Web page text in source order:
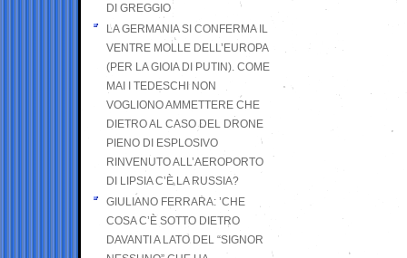
DI GREGGIO
LA GERMANIA SI CONFERMA IL
VENTRE MOLLE DELL’EUROPA
(PER LA GIOIA DI PUTIN). COME
MAI I TEDESCHI NON
VOGLIONO AMMETTERE CHE
DIETRO AL CASO DEL DRONE
PIENO DI ESPLOSIVO
RINVENUTO ALL’AEROPORTO
DI LIPSIA C’È LA RUSSIA?
GIULIANO FERRARA: ’CHE
COSA C’È SOTTO DIETRO
DAVANTI A LATO DEL “SIGNOR